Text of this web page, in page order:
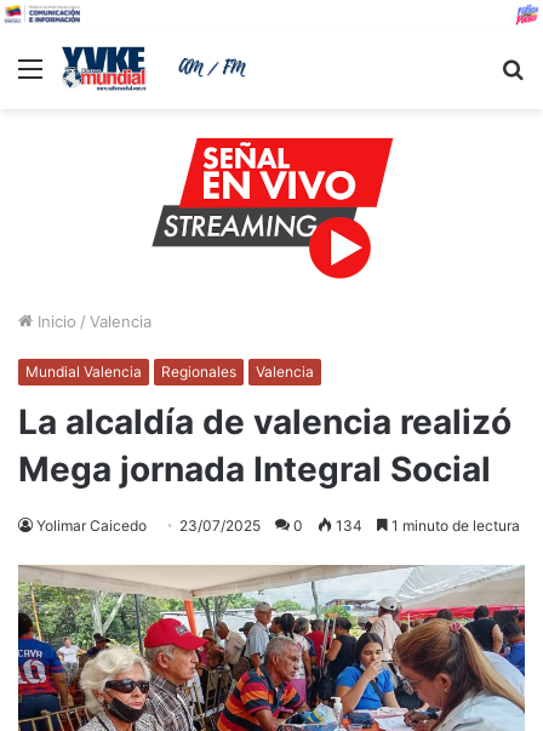
Menu
Inicio / Valencia
Mundial Valencia Regionales Valencia
La alcaldía de valencia realizó
Mega jornada Integral Social
Yolimar Caicedo 23/07/2025 0 134 1 minuto de lectura